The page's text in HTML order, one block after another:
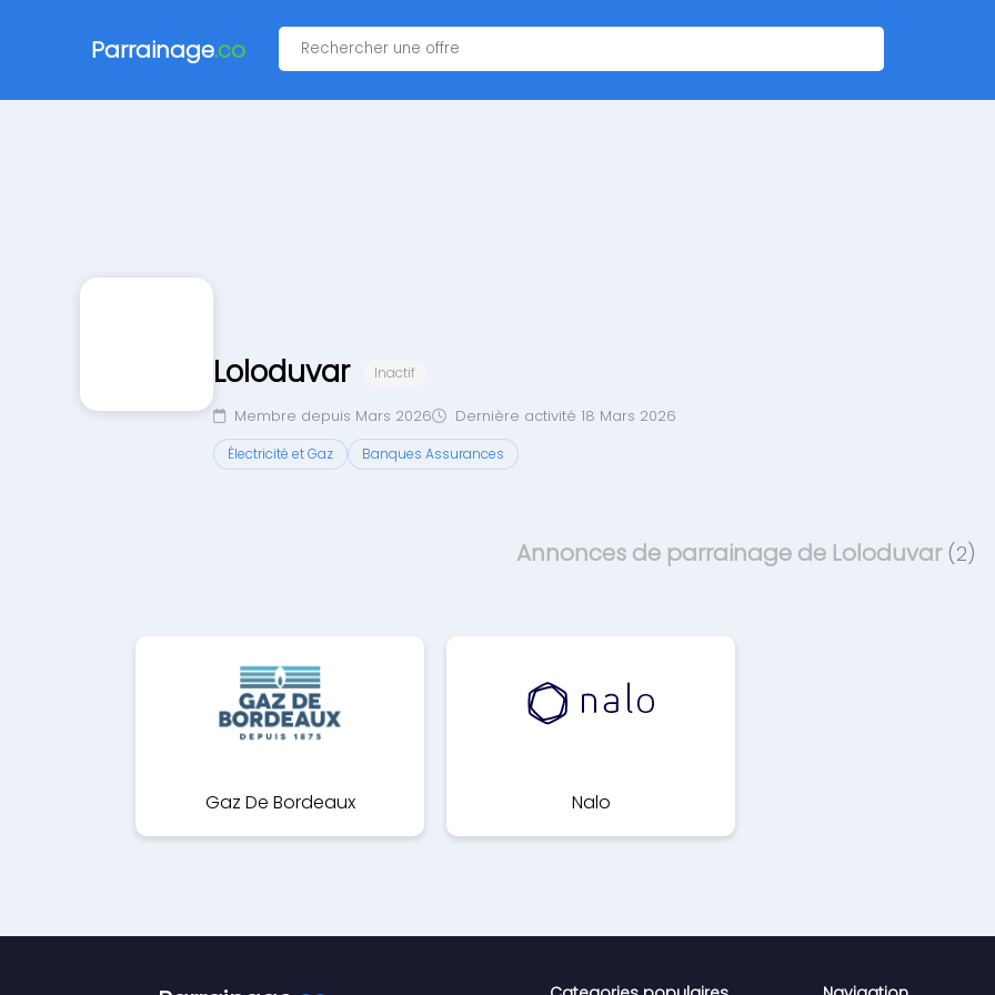
Parrainage.co
Loloduvar Inactif
Membre depuis Mars 2026 Dernière activité 18 Mars 2026
Électricité et Gaz Banques Assurances
Annonces de parrainage de Loloduvar (2)
Gaz De Bordeaux Nalo